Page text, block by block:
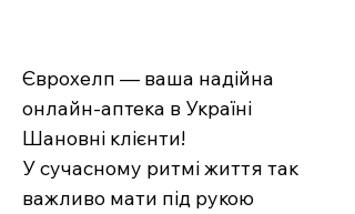
Єврохелп — ваша надійна
онлайн-аптека в Україні
Шановні клієнти!
У сучасному ритмі життя так
важливо мати під рукою